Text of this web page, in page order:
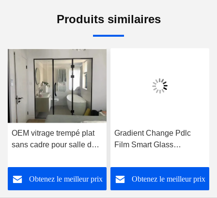
Produits similaires
OEM vitrage trempé plat
sans cadre pour salle de
Obtenez le meilleur prix
Gradient Change Pdlc
Film Smart Glass
de bureau
Obtenez le meilleur prix